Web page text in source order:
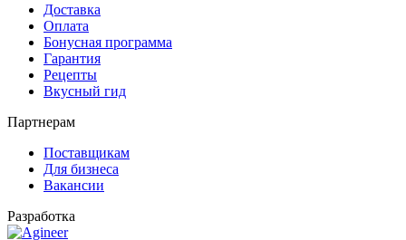
Доставка
Оплата
Бонусная программа
Гарантия
Рецепты
Вкусный гид
Партнерам
Поставщикам
Для бизнеса
Вакансии
Разработка